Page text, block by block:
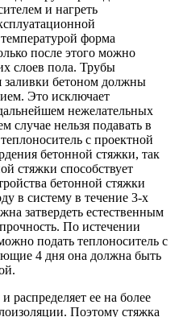
и нагреть
форма
после этого можно
слоев пола. Трубы
заливки бетоном должны
Это исключает
нежелательных
случае нельзя подавать в
с проектной
бетонной стяжки, так
стяжки способствует
бетонной стяжки
в систему в течение 3-х
затвердеть естественным
По истечении
подать теплоноситель с
4 дня она должна быть
распределяет ее на более
Поэтому стяжка